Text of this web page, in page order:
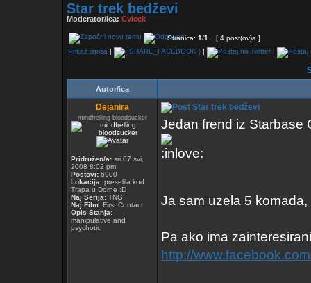
Star trek bedževi
Moderator/ica: Cvicek
Stranica: 1/1
[ 4 post(ov)a ]
Prikaz ispisa | | |
Autor/ica
Dejanira
mindfrelling bloodsucker
Pridružen/a: sri 07 svi,
2008 8:02 pm
Postovi: 6900
Lokacija: preselila kod
Trapa u Dorne :D
Naj Serija: TNG
Naj Film: First Contact
Opis Stanja:
manipulative and
psychotic
Star trek bedževi
Jedan frend iz Starbase
Ja sam uzela 5
Pa ako ima
http://